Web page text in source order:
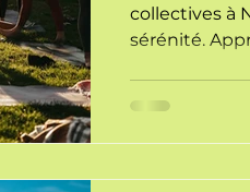
collectives à
sérénité.